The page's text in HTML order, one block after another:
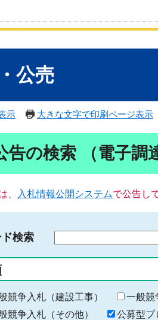
公売
示 大きな文字で印刷ページ表示
告の検索 （電子調
、 入札情報公開システムで公告し
検索
る
キ
ー
競争入札（建設工事） 一般競
競争入札（その他）
公募型プ